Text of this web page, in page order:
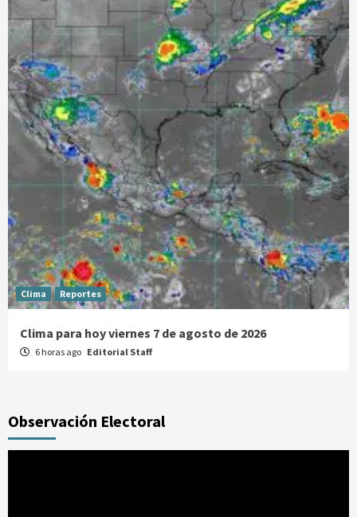
Clima Reportes
Clima para hoy viernes 7 de agosto de 2026
6 horas ago Editorial Staff
Observación Electoral